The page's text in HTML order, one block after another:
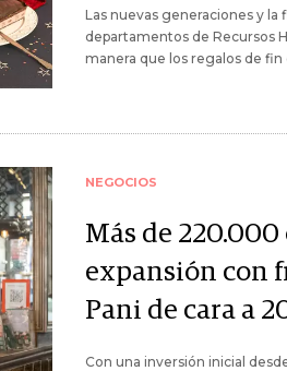
Las nuevas generaciones y
departamentos de Recursos
manera que los regalos de fin
NEGOCIOS
Más de
expansión con
Pani de cara a
Con una inversión inicial